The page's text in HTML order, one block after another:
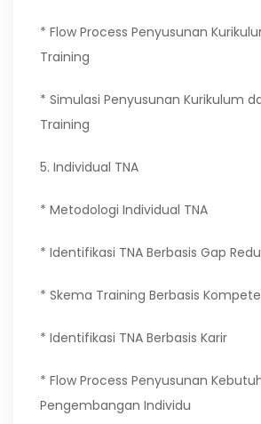
* Flow Process Penyusunan
Training
* Simulasi Penyusunan Kurikulum
Training
5. Individual TNA
* Metodologi Individual TNA
* Identifikasi TNA Berbasis Gap
* Skema Training Berbasis
* Identifikasi TNA Berbasis Karir
* Flow Process Penyusunan
Pengembangan Individu